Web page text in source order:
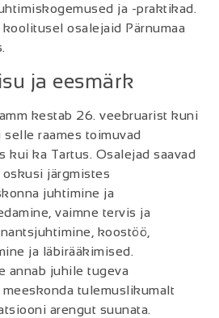
ja -praktikad.
osalejaid Pärnumaa
ja eesmärk
kestab 26. veebruarist kuni
raames toimuvad
kui ka Tartus. Osalejad saavad
järgmistes
juhtimine ja
vaimne tervis ja
koostöö,
ja läbirääkimised.
annab juhile tugeva
tulemuslikumalt
arengut suunata.